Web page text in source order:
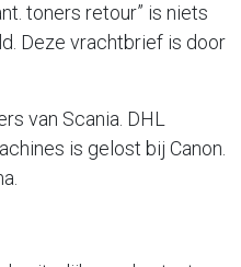
toners retour” is niets
Deze vrachtbrief is door
van Scania. DHL
is gelost bij Canon.